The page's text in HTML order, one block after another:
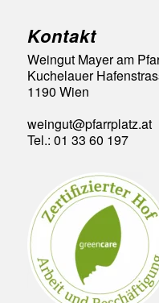
Kontakt
Weingut Mayer am
Kuchelauer
1190 Wien
weingut@pfarrplatz.at
Tel.: 01 33 60 197